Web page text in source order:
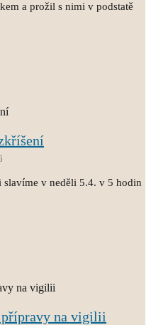
a prožil s nimi v podstatě
v neděli 5.4. v 5 hodin
přípravy na vigilii